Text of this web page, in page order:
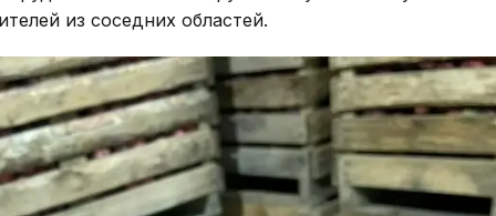
из соседних областей.